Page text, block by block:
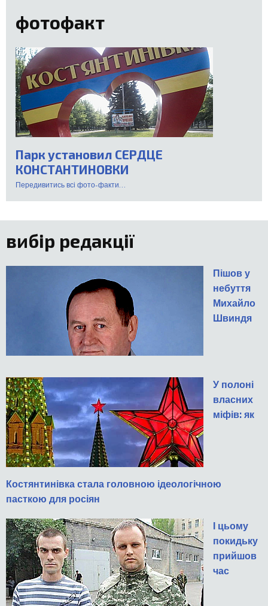
фотофакт
Парк установил СЕРДЦЕ
КОНСТАНТИНОВКИ
Передивитись всі фото-факти...
вибір редакції
Пішов у
небуття
Михайло
Швиндя
У полоні
власних
міфів: як
Костянтинівка стала головною ідеологічною
пасткою для росіян
І цьому
покидьку
прийшов
час